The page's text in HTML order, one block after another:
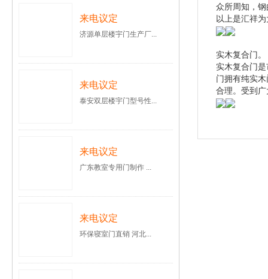
来电议定
济源单层楼宇门生产厂...
来电议定
泰安双层楼宇门型号性...
来电议定
广东教室专用门制作 ...
来电议定
环保寝室门直销 河北...
众所周知，
以上是汇祥
实木复合门。
实木复合门
门拥有纯实
合理。受到